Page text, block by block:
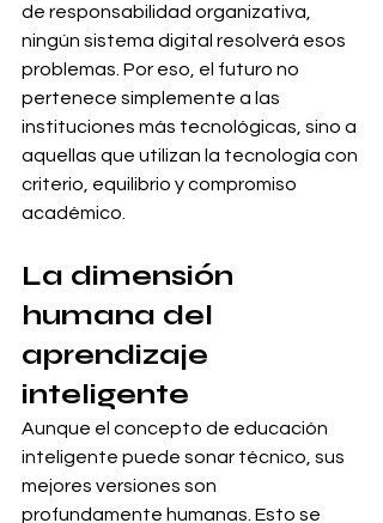
de responsabilidad organizativa,
ningún sistema digital resolverá esos
problemas. Por eso, el futuro no
pertenece simplemente a las
instituciones más tecnológicas, sino a
aquellas que utilizan la tecnología con
criterio, equilibrio y compromiso
académico.
La dimensión
humana del
aprendizaje
inteligente
Aunque el concepto de educación
inteligente puede sonar técnico, sus
mejores versiones son
profundamente humanas. Esto se